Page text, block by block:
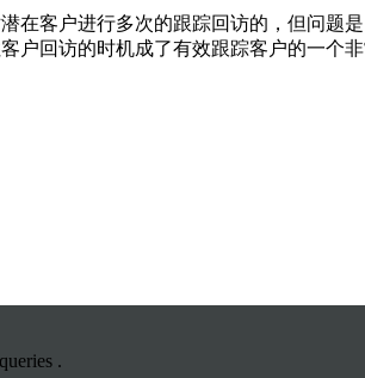
在客户进行多次的跟踪回访的，但问
户回访的时机成了有效跟踪客户的一
.